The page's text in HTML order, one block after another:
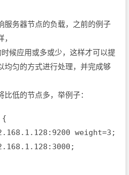
服务器节点的负载，之前的例子
时候应用或多或少，这样才可以提
均匀的方式进行处理，并完成够
低的节点多，举例子：
{
weight=3;